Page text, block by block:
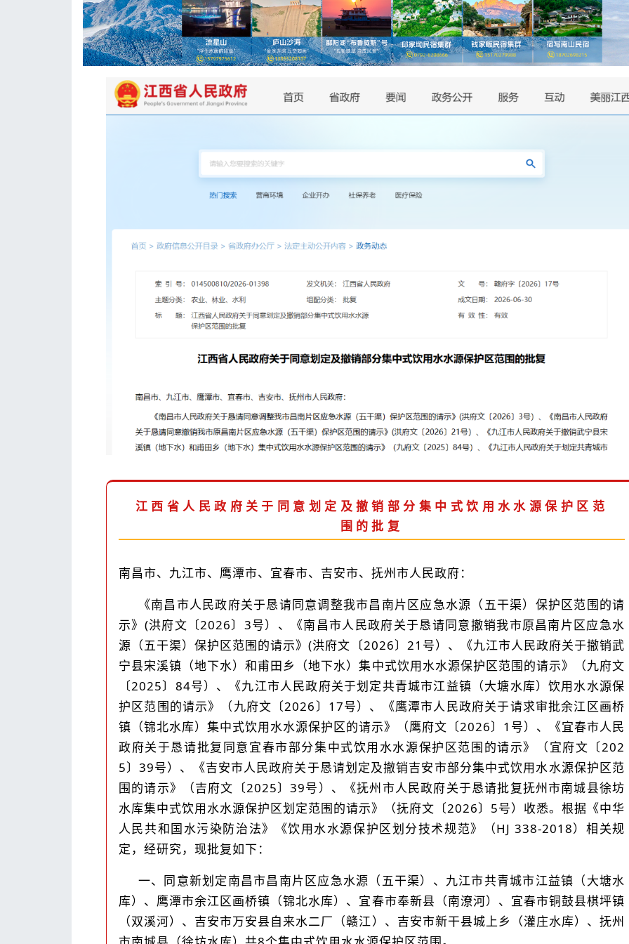
江西省人民政府关于同意划定及撤销部分集中式饮用水水源保护区范
围的批复
南昌市、九江市、鹰潭市、宜春市、吉安市、抚州市人民政府：
《南昌市人民政府关于恳请同意调整我市昌南片区应急水源（五干渠）保护区范围的请
示》(洪府文〔2026〕3号）、《南昌市人民政府关于恳请同意撤销我市原昌南片区应急水
源（五干渠）保护区范围的请示》(洪府文〔2026〕21号）、《九江市人民政府关于撤销武
宁县宋溪镇（地下水）和甫田乡（地下水）集中式饮用水水源保护区范围的请示》（九府文
〔2025〕84号）、《九江市人民政府关于划定共青城市江益镇（大塘水库）饮用水水源保
护区范围的请示》（九府文〔2026〕17号）、《鹰潭市人民政府关于请求审批余江区画桥
镇（锦北水库）集中式饮用水水源保护区的请示》（鹰府文〔2026〕1号）、《宜春市人民
政府关于恳请批复同意宜春市部分集中式饮用水水源保护区范围的请示》（宜府文〔202
5〕39号）、《吉安市人民政府关于恳请划定及撤销吉安市部分集中式饮用水水源保护区范
围的请示》（吉府文〔2025〕39号）、《抚州市人民政府关于恳请批复抚州市南城县徐坊
水库集中式饮用水水源保护区划定范围的请示》（抚府文〔2026〕5号）收悉。根据《中华
人民共和国水污染防治法》《饮用水水源保护区划分技术规范》（HJ 338-2018）相关规
定，经研究，现批复如下：
一、同意新划定南昌市昌南片区应急水源（五干渠）、九江市共青城市江益镇（大塘水
库）、鹰潭市余江区画桥镇（锦北水库）、宜春市奉新县（南潦河）、宜春市铜鼓县棋坪镇
（双溪河）、吉安市万安县自来水二厂（赣江）、吉安市新干县城上乡（灌庄水库）、抚州